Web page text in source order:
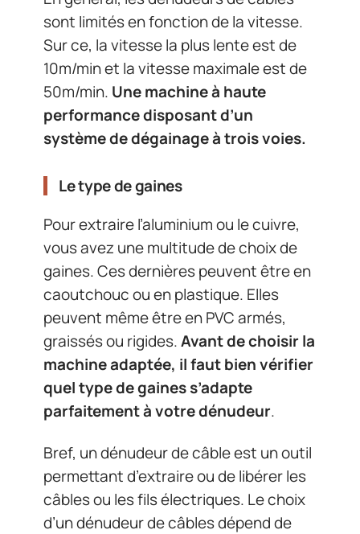
sont limités en fonction de la vitesse.
Sur ce, la vitesse la plus lente est de
10m/min et la vitesse maximale est de
50m/min. Une machine à haute
performance disposant d’un
système de dégainage à trois voies.
Le type de gaines
Pour extraire l’aluminium ou le cuivre,
vous avez une multitude de choix de
gaines. Ces dernières peuvent être en
caoutchouc ou en plastique. Elles
peuvent même être en PVC armés,
graissés ou rigides.Avant de choisir la
machine adaptée, il faut bien vérifier
quel type de gaines s’adapte
parfaitement à votre dénudeur.
Bref, un dénudeur de câble est un outil
permettant d’extraire ou de libérer les
câbles ou les fils électriques. Le choix
d’un dénudeur de câbles dépend de